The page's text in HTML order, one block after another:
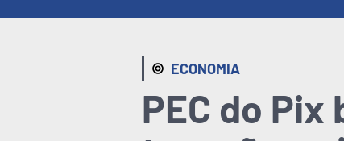
ECONOMIA
PEC do